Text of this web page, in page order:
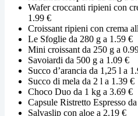
Wafer croccanti ripieni con
1.99 €
Croissant ripieni con crema
Le Sfoglie da 280 g a 1.59 €
Mini croissant da 250 g a
Savoiardi da 500 g a 1.09 €
Succo d’arancia da 1,25 l a
Succo di mela da 2 l a 1.39 €
Choco Duo da 1 kg a 3.69 €
Capsule Ristretto Espresso
Salvaslip con aloe a 2.19 €